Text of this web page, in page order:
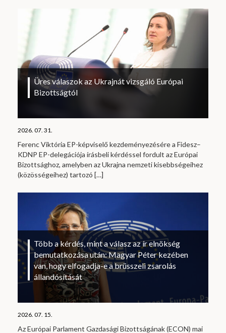
Üres válaszok az Ukrajnát vizsgáló Európai
Bizottságtól
2026. 07. 31.
Ferenc Viktória EP-képviselő kezdeményezésére a Fidesz–
KDNP EP-delegációja írásbeli kérdéssel fordult az Európai
Bizottsághoz, amelyben az Ukrajna nemzeti kisebbségeihez
(közösségeihez) tartozó […]
Több a kérdés, mint a válasz az ír elnökség
bemutatkozása után: Magyar Péter kezében
van, hogy elfogadja-e a brüsszeli zsarolás
állandósítását
2026. 07. 15.
Az Európai Parlament Gazdasági Bizottságának (ECON) mai